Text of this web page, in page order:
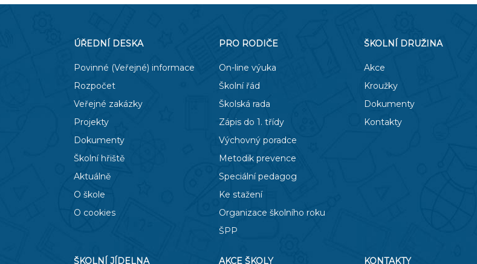
ÚŘEDNÍ DESKA
Povinné (Veřejné) informace
Rozpočet
Veřejné zakázky
Projekty
Dokumenty
Školní hřiště
Aktuálně
O škole
O cookies
PRO RODIČE
On-line výuka
Školní řád
Školská rada
Zápis do 1. třídy
Výchovný poradce
Metodik prevence
Speciální pedagog
Ke stažení
Organizace školního roku
ŠPP
ŠKOLNÍ DRUŽINA
Akce
Kroužky
Dokumenty
Kontakty
ŠKOLNÍ JÍDELNA AKCE ŠKOLY KONTAKTY